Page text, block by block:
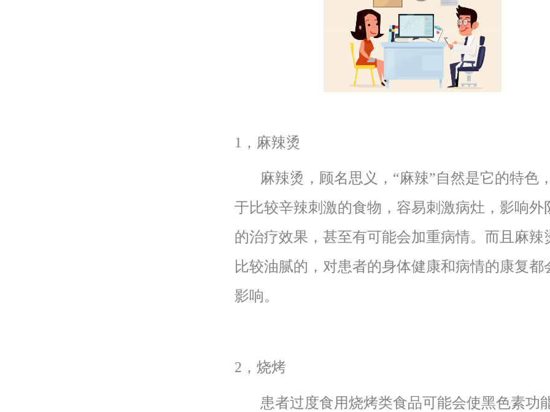
1，麻辣烫
麻辣烫，顾名思义，“麻辣”自然是它的特色
于比较辛辣刺激的食物，容易刺激病灶，影响外
的治疗效果，甚至有可能会加重病情。而且麻辣
比较油腻的，对患者的身体健康和病情的康复都
影响。
2，烧烤
患者过度食用烧烤类食品可能会使黑色素功